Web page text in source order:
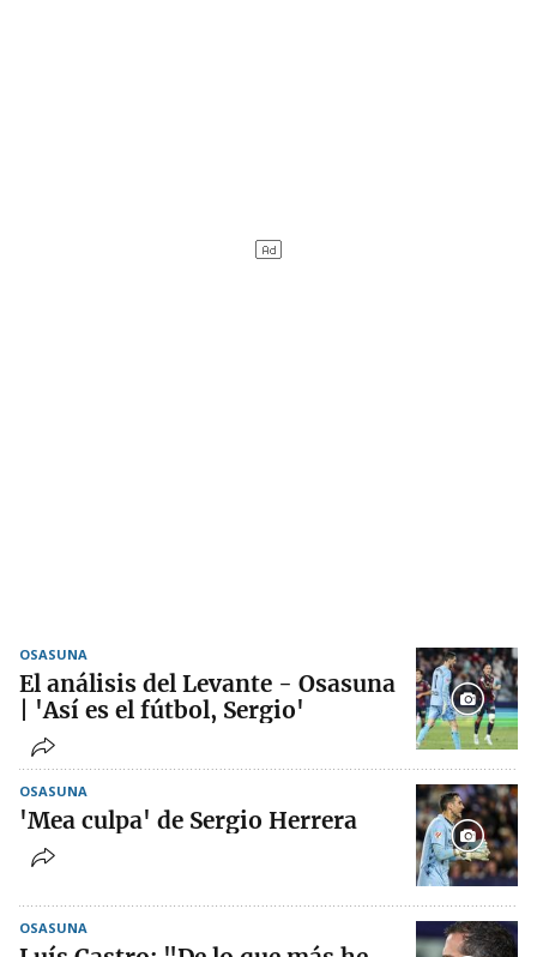
OSASUNA
El análisis del Levante - Osasuna
| 'Así es el fútbol, Sergio'
OSASUNA
'Mea culpa' de Sergio Herrera
OSASUNA